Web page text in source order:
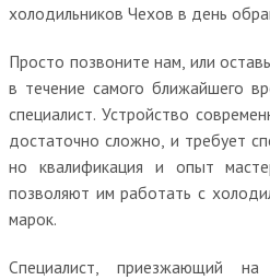
холодильников Чехов в день
Просто позвоните нам, или
в течение самого ближайшего
специалист. Устройство
достаточно сложно, и требует
но квалификация и опыт
позволяют им работать с
марок.
Специалист, приезжающий